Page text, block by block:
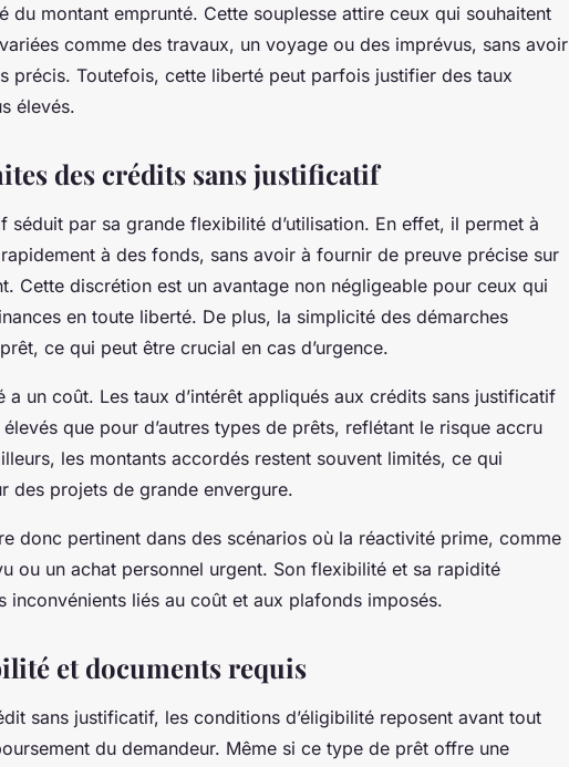
du montant emprunté. Cette souplesse attire ceux qui souhaitent
comme des travaux, un voyage ou des imprévus, sans avoir
précis. Toutefois, cette liberté peut parfois justifier des taux
élevés.
des crédits sans justificatif
séduit par sa grande flexibilité d’utilisation. En effet, il permet à
rapidement à des fonds, sans avoir à fournir de preuve précise sur
Cette discrétion est un avantage non négligeable pour ceux qui
en toute liberté. De plus, la simplicité des démarches
ce qui peut être crucial en cas d’urgence.
a un coût. Les taux d’intérêt appliqués aux crédits sans justificatif
que pour d’autres types de prêts, reflétant le risque accru
les montants accordés restent souvent limités, ce qui
des projets de grande envergure.
donc pertinent dans des scénarios où la réactivité prime, comme
ou un achat personnel urgent. Son flexibilité et sa rapidité
inconvénients liés au coût et aux plafonds imposés.
et documents requis
sans justificatif, les conditions d’éligibilité reposent avant tout
du demandeur. Même si ce type de prêt offre une